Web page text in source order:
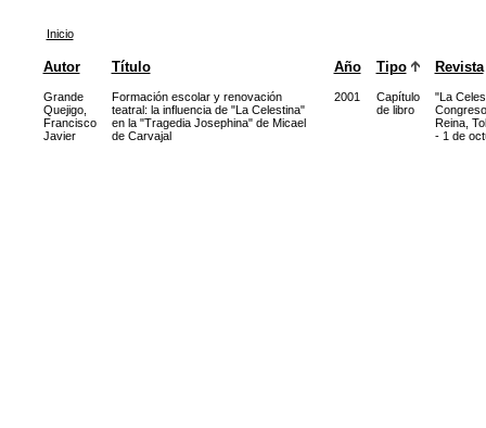
Inicio
Autor Título Año Tipo Revista
Grande
Quejigo,
Francisco
Javier
Formación escolar y renovación
teatral: la influencia de "La Celestina"
en la "Tragedia Josephina" de Micael
de Carvajal
2001
Capítulo
de libro
"La
Reina,
- 1 de